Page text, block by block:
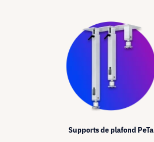
Supports de plafond PeTa